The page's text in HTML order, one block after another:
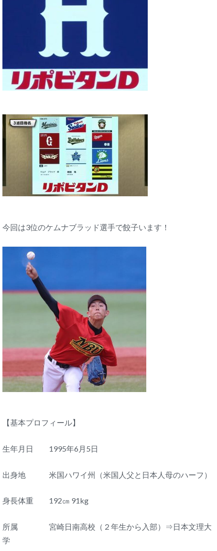
今回は3位のケムナブラッド選手で餃子います！
【基本プロフィール】
生年月日 1995年6月5日
出身地 米国ハワイ州（米国人父と日本人母のハーフ）
身長体重 192㎝ 91kg
所属 宮崎日南高校（２年生から入部）⇒日本文理大
学